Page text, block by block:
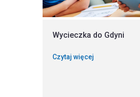
Wycieczka do Gdyni
Czytaj więcej